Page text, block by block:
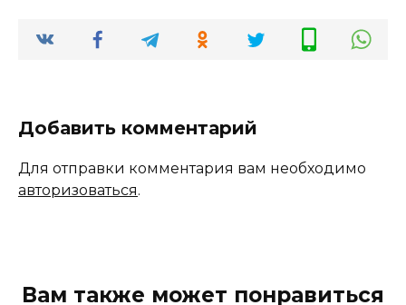
Добавить комментарий
Для отправки комментария вам необходимо
авторизоваться.
Вам также может понравиться